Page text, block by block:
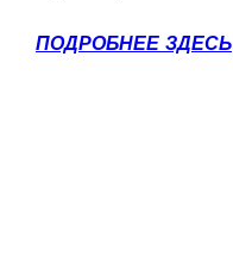
ПОДРОБНЕЕ ЗДЕСЬ